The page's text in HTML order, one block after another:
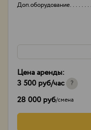
Доп.оборудование
Способ оплаты
Цена аренды:
3 500 руб/час ?
28 000 руб/смена